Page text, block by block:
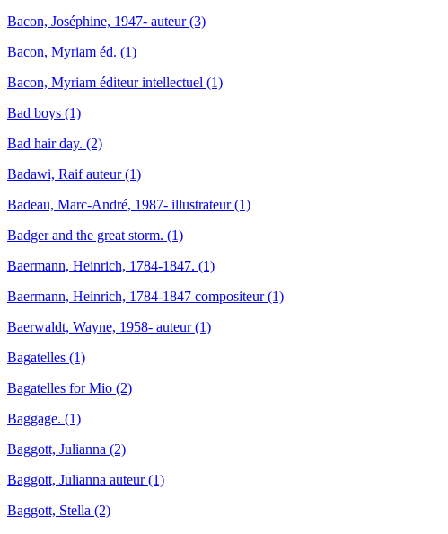
Bacon, Joséphine, 1947- auteur (3)
Bacon, Myriam éd. (1)
Bacon, Myriam éditeur intellectuel (1)
Bad boys (1)
Bad hair day. (2)
Badawi, Raif auteur (1)
Badeau, Marc-André, 1987- illustrateur (1)
Badger and the great storm. (1)
Baermann, Heinrich, 1784-1847. (1)
Baermann, Heinrich, 1784-1847 compositeur (1)
Baerwaldt, Wayne, 1958- auteur (1)
Bagatelles (1)
Bagatelles for Mio (2)
Baggage. (1)
Baggott, Julianna (2)
Baggott, Julianna auteur (1)
Baggott, Stella (2)